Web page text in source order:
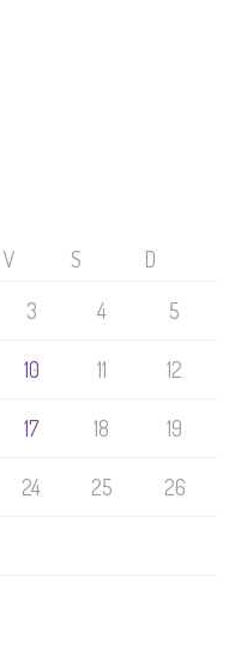
V S
D
3 4 5
10 11 12
17 18 19
24 25 26